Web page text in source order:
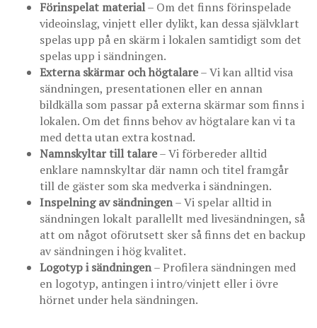
Förinspelat material– Om det finns förinspelade
videoinslag, vinjett eller dylikt, kan dessa självklart
spelas upp på en skärm i lokalen samtidigt som det
spelas upp i sändningen.
Externa skärmar och högtalare– Vi kan alltid visa
sändningen, presentationen eller en annan
bildkälla som passar på externa skärmar som finns i
lokalen. Om det finns behov av högtalare kan vi ta
med detta utan extra kostnad.
Namnskyltar till talare– Vi förbereder alltid
enklare namnskyltar där namn och titel framgår
till de gäster som ska medverka i sändningen.
Inspelning av sändningen– Vi spelar alltid in
sändningen lokalt parallellt med livesändningen, så
att om något oförutsett sker så finns det en backup
av sändningen i hög kvalitet.
Logotyp i sändningen– Profilera sändningen med
en logotyp, antingen i intro/vinjett eller i övre
hörnet under hela sändningen.